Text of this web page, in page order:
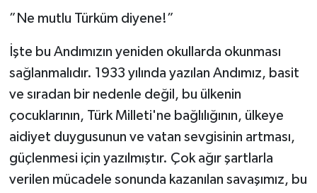
”Ne mutlu Türküm diyene!”
İşte bu Andımızın yeniden okullarda okunması
sağlanmalıdır. 1933 yılında yazılan Andımız, basit
ve sıradan bir nedenle değil, bu ülkenin
çocuklarının, Türk Milleti'ne bağlılığının, ülkeye
aidiyet duygusunun ve vatan sevgisinin artması,
güçlenmesi için yazılmıştır. Çok ağır şartlarla
verilen mücadele sonunda kazanılan savaşımız, bu